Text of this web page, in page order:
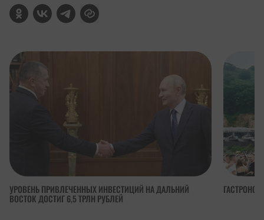
УРОВЕНЬ ПРИВЛЕЧЕННЫХ ИНВЕСТИЦИЙ НА ДАЛЬНИЙ
ВОСТОК ДОСТИГ 6,5 ТРЛН РУБЛЕЙ